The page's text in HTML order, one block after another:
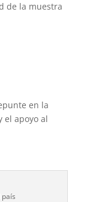
de la muestra
en la
el apoyo al